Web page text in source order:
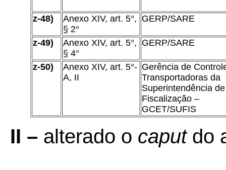
z-48)
Anexo XIV, art. 5°,
§ 2°
GERP/SARE
z-49)
Anexo XIV, art. 5°,
§ 4°
GERP/SARE
z-50)
Anexo XIV, art. 5°-
A, II
Gerência de
Transportadoras da
Superintendência de
Fiscalização –
GCET/SUFIS
II – alterado o caput do